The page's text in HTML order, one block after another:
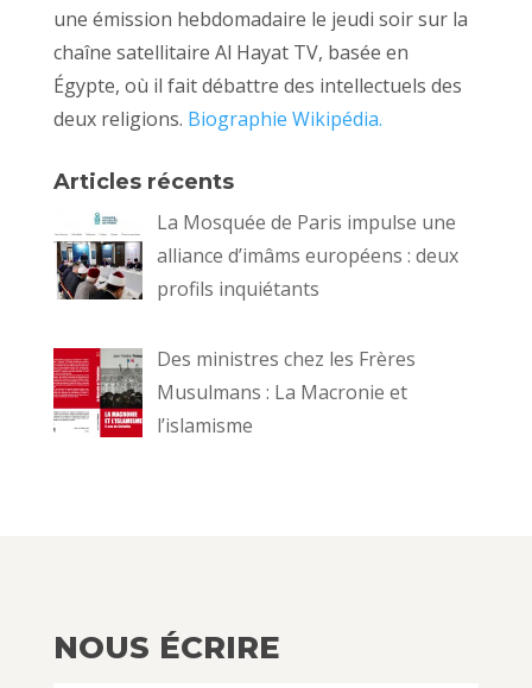
une émission hebdomadaire le jeudi soir sur la
chaîne satellitaire Al Hayat TV, basée en
Égypte, où il fait débattre des intellectuels des
deux religions. Biographie Wikipédia.
Articles récents
La Mosquée de Paris impulse une
alliance d’imâms européens : deux
profils inquiétants
Des ministres chez les Frères
Musulmans : La Macronie et
l’islamisme
NOUS ÉCRIRE